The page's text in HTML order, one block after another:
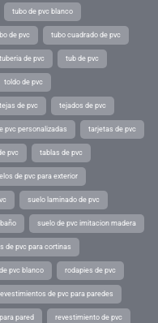
tubo de pvc blanco
de pvc tubo cuadrado de pvc
tuberia de pvc tub de pvc
toldo de pvc
tejas de pvc tejados de pvc
pvc personalizadas tarjetas de pvc
pvc tablas de pvc
de pvc para exterior
suelo laminado de pvc
suelo de pvc imitacion madera
de pvc para cortinas
pvc blanco rodapies de pvc
de pvc para paredes
pared revestimiento de pvc